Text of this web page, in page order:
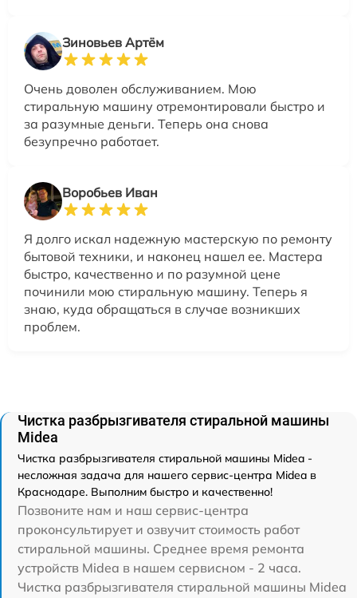
Зиновьев Артём
Очень доволен обслуживанием. Мою
стиральную машину отремонтировали быстро и
за разумные деньги. Теперь она снова
безупречно работает.
Воробьев Иван
Я долго искал надежную мастерскую по ремонту
бытовой техники, и наконец нашел ее. Мастера
быстро, качественно и по разумной цене
починили мою стиральную машину. Теперь я
знаю, куда обращаться в случае возникших
проблем.
Чистка разбрызгивателя стиральной машины
Midea
Чистка разбрызгивателя стиральной машины Midea -
несложная задача для нашего сервис-центра Midea в
Краснодаре. Выполним быстро и качественно!
Позвоните нам и наш сервис-центра
проконсультирует и озвучит стоимость работ
стиральной машины. Среднее время ремонта
устройств Midea в нашем сервисном - 2 часа.
Чистка разбрызгивателя стиральной машины Midea